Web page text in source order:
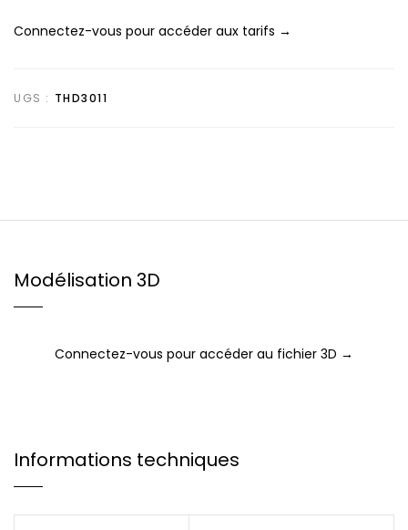
Connectez-vous pour accéder aux tarifs →
UGS : THD3011
Modélisation 3D
Connectez-vous pour accéder au fichier 3D →
Informations techniques